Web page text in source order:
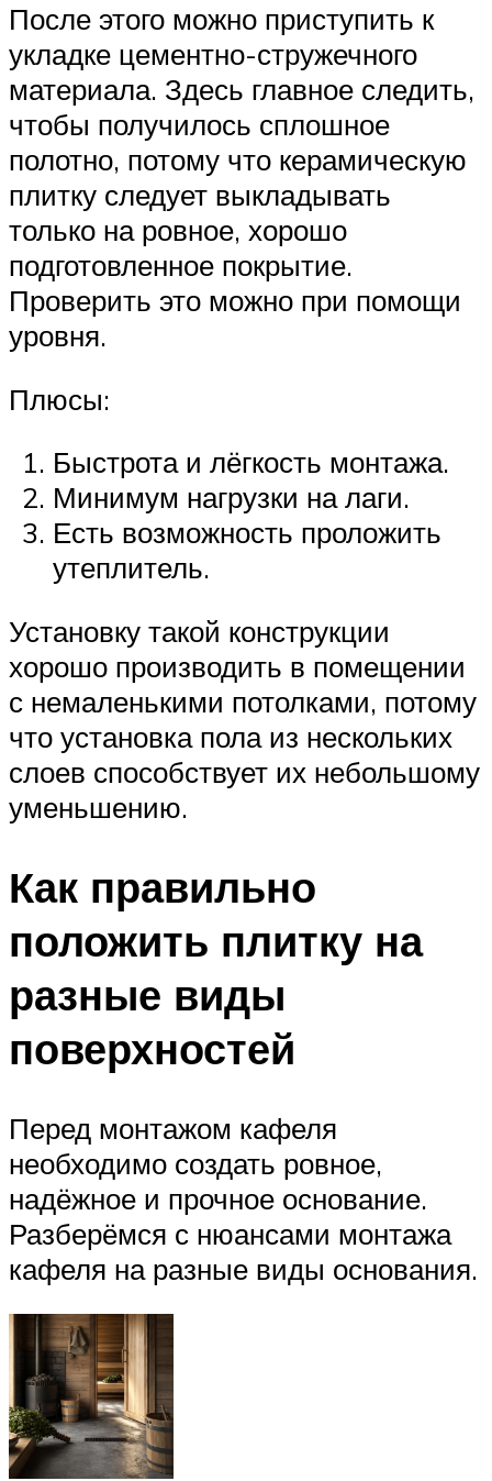
После этого можно приступить к
укладке цементно-стружечного
материала. Здесь главное следить,
чтобы получилось сплошное
полотно, потому что керамическую
плитку следует выкладывать
только на ровное, хорошо
подготовленное покрытие.
Проверить это можно при помощи
уровня.
Плюсы:
Быстрота и лёгкость монтажа.
Минимум нагрузки на лаги.
Есть возможность проложить
утеплитель.
Установку такой конструкции
хорошо производить в помещении
с немаленькими потолками, потому
что установка пола из нескольких
слоев способствует их небольшому
уменьшению.
Как правильно
положить плитку на
разные виды
поверхностей
Перед монтажом кафеля
необходимо создать ровное,
надёжное и прочное основание.
Разберёмся с нюансами монтажа
кафеля на разные виды основания.